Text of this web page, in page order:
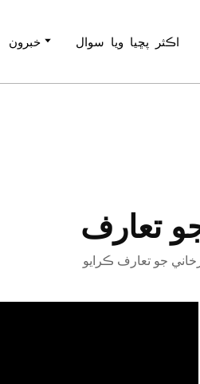
خبرون اڪثر پڇيا ويا سوال
تعارف
جو تعارف ڪرايو